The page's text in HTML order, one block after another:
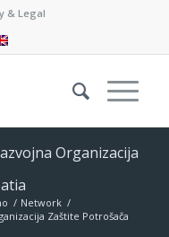
& Legal
Organizacija
/ Network /
Zaštite Potrošača